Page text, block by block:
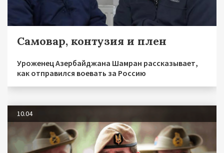
Самовар, контузия и плен
Уроженец Азербайджана Шамран рассказывает,
как отправился воевать за Россию
10.04